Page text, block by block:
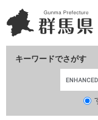
ー
ジ
ニ
ュ
て
キーワードでさがす